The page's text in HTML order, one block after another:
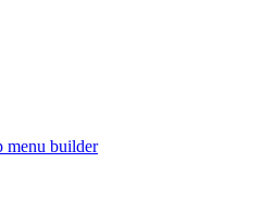
menu builder